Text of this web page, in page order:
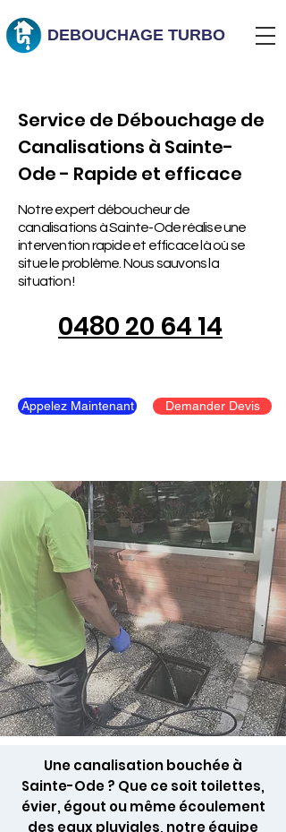
DEBOUCHAGE TURBO
Service de Débouchage de
Canalisations à Sainte-
Ode - Rapide et efficace
Notre expert déboucheur de
canalisations à Sainte-Ode réalise une
intervention rapide et efficace là où se
situe le problème. Nous sauvons la
situation !
0480 20 64 14
Appelez Maintenant Demander Devis
Une canalisation bouchée à
Sainte-Ode ? Que ce soit toilettes,
évier, égout ou même écoulement
des eaux pluviales, notre équipe